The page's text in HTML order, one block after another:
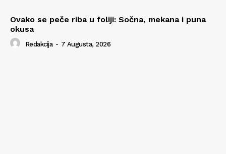
Ovako se peče riba u foliji: Sočna, mekana i puna
okusa
Redakcija - 7 Augusta, 2026